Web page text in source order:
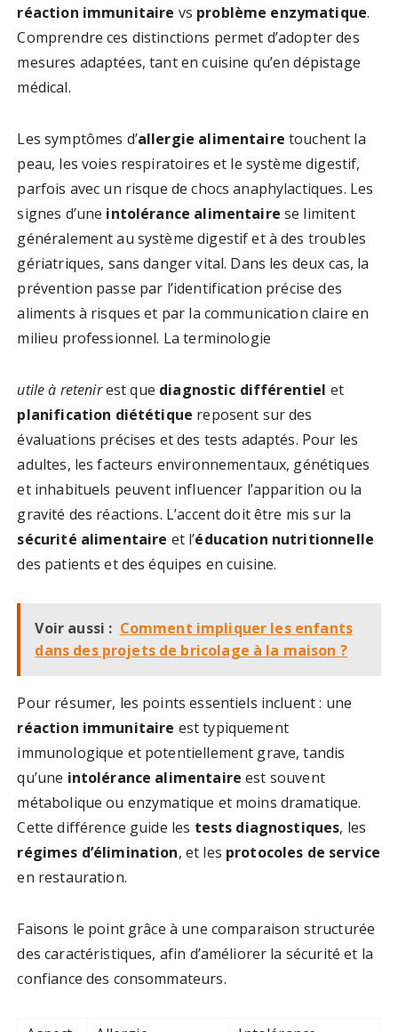
réaction immunitaire vs problème enzymatique.
Comprendre ces distinctions permet d’adopter des
mesures adaptées, tant en cuisine qu’en dépistage
médical.
Les symptômes d’allergie alimentaire touchent la
peau, les voies respiratoires et le système digestif,
parfois avec un risque de chocs anaphylactiques. Les
signes d’une intolérance alimentaire se limitent
généralement au système digestif et à des troubles
gériatriques, sans danger vital. Dans les deux cas, la
prévention passe par l’identification précise des
aliments à risques et par la communication claire en
milieu professionnel. La terminologie
utile à retenirest que diagnostic différentiel et
planification diététique reposent sur des
évaluations précises et des tests adaptés. Pour les
adultes, les facteurs environnementaux, génétiques
et inhabituels peuvent influencer l’apparition ou la
gravité des réactions. L’accent doit être mis sur la
sécurité alimentaire et l’éducation nutritionnelle
des patients et des équipes en cuisine.
Voir aussi : Comment impliquer les enfants
dans des projets de bricolage à la maison ?
Pour résumer, les points essentiels incluent : une
réaction immunitaire est typiquement
immunologique et potentiellement grave, tandis
qu’une intolérance alimentaire est souvent
métabolique ou enzymatique et moins dramatique.
Cette différence guide les tests diagnostiques, les
régimes d’élimination, et les protocoles de service
en restauration.
Faisons le point grâce à une comparaison structurée
des caractéristiques, afin d’améliorer la sécurité et la
confiance des consommateurs.